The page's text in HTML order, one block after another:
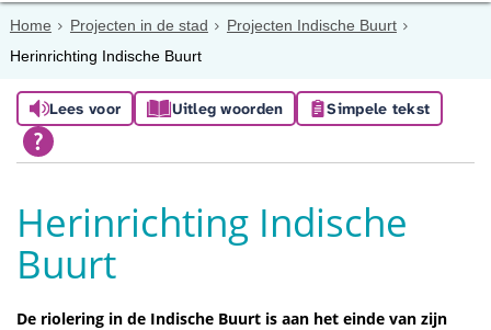
Home Projecten in de stad
Projecten Indische Buurt
Herinrichting Indische Buurt
Lees voor Uitleg woorden Simpele tekst
Herinrichting Indische
Buurt
De riolering in de Indische Buurt is aan het einde van zijn